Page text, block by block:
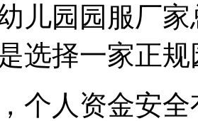
儿园园服厂
选择一家正
人资金安全